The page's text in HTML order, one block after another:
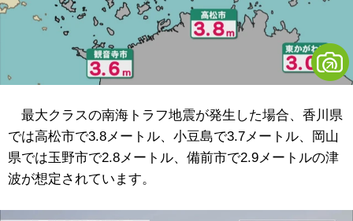
最大クラスの南海トラフ地震が発生した場合、香川県
では高松市で3.8メートル、小豆島で3.7メートル、岡山
県では玉野市で2.8メートル、備前市で2.9メートルの津
波が想定されています。